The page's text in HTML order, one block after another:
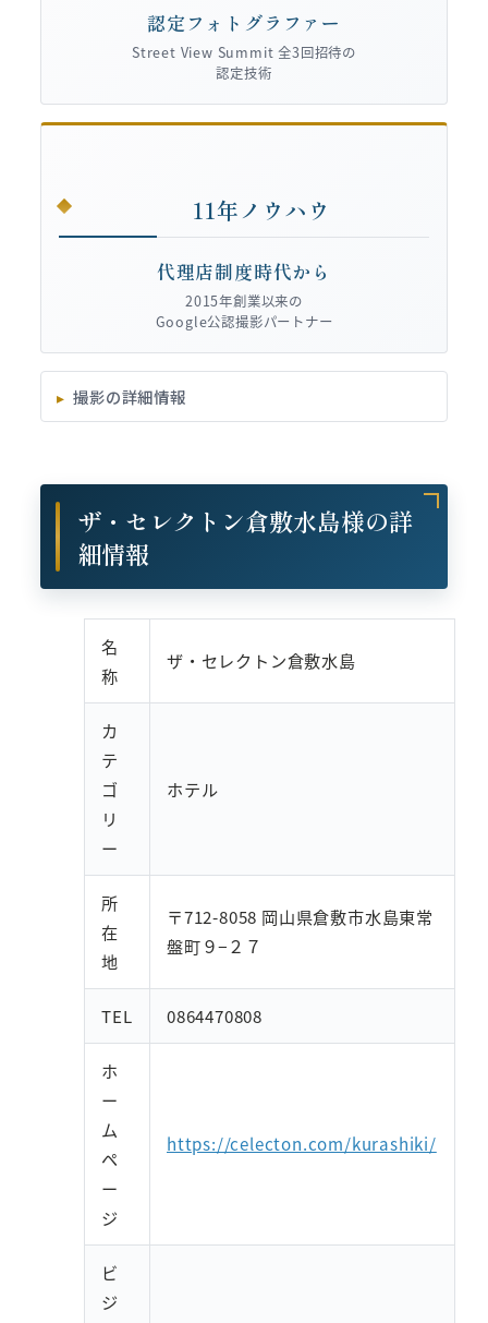
認定フォトグラファー
Street View Summit 全3回招待の
認定技術
11年ノウハウ
代理店制度時代から
2015年創業以来の
Google公認撮影パートナー
撮影の詳細情報
ザ・セレクトン倉敷水島様の詳
細情報
名
称
ザ・セレクトン倉敷水島
カ
テ
ゴ
リ
ー
ホテル
所
在
地
〒712-8058 岡山県倉敷市水島東常
盤町９−２７
TEL 0864470808
ホ
ー
ム
ペ
ー
ジ
https://celecton.com/kurashiki/
ビ
ジ